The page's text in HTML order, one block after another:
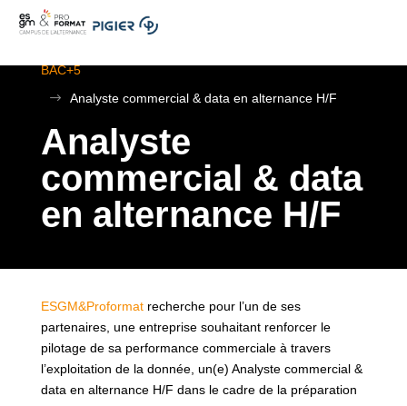
BAC+5
$
Analyste commercial & data en alternance H/F
Analyste
commercial & data
en alternance H/F
ESGM&Proformatrecherche pour l’un de ses
partenaires, une entreprise souhaitant renforcer le
pilotage de sa performance commerciale à travers
l’exploitation de la donnée, un(e) Analyste commercial &
data en alternance H/F dans le cadre de la préparation